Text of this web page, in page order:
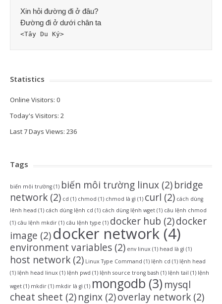
Xin hỏi đường đi ở đâu?
Đường đi ở dưới chân ta
<Tây Du Ký>
Statistics
Online Visitors: 0
Today's Visitors: 2
Last 7 Days Views: 236
Tags
biến môi trường (1) biến môi trường linux (2)bridge
network (2) cd (1) chmod (1) chmod là gì (1) curl (2) cách dùng
lênh head (1) cách dùng lệnh cd (1) cách dùng lệnh wget (1) câu lệnh chmod
(1) câu lệnh mkdir (1) câu lệnh type (1) docker hub (2)docker
image (2)docker network (4)
environment variables (2) env linux (1) head là gì (1)
host network (2) Linux Type Command (1) lệnh cd (1) lệnh head
(1) lệnh head linux (1) lệnh pwd (1) lệnh source trong bash (1) lệnh tail (1) lệnh
wget (1) mkdir (1) mkdir là gì (1) mongodb (3) mysql
cheat sheet (2)nginx (2)overlay network (2)